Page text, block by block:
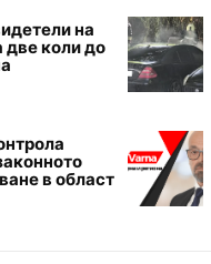
на
две коли до
в област